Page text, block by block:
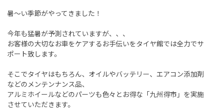
暑～い季節がやってきました！
今年も猛暑が予測されていますが、、、
お客様の大切なお車をケアするお手伝いをタイヤ館では全力でサ
ポート致します。
そこでタイヤはもちろん、オイルやバッテリー、エアコン添加剤
などのメンテンナンス品、
アルミホイールなどのパーツも色々とお得な「九州得市」を実施
させていただきます。